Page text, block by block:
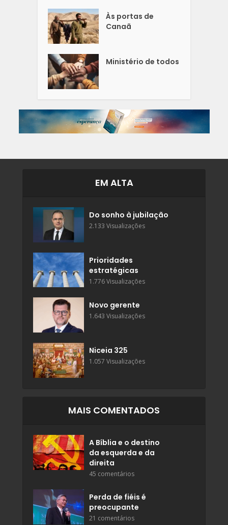
Às portas de
Canaã
Ministério de todos
EM ALTA
Do sonho à jubilação
2.133 Visualizações
Prioridades
estratégicas
1.776 Visualizações
Novo gerente
1.643 Visualizações
Niceia 325
1.057 Visualizações
MAIS COMENTADOS
A Bíblia e o destino
da esquerda e da
direita
45 comentários
Perda de fiéis é
preocupante
21 comentários